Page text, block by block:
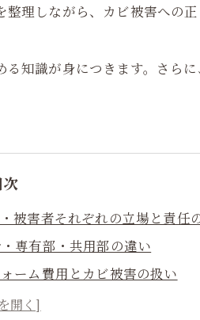
理しながら、カビ被害への
知識が身につきます。さら
次
被害者それぞれの立場と責任
専有部・共用部の違い
ーム費用とカビ被害の扱い
としがちな健康被害